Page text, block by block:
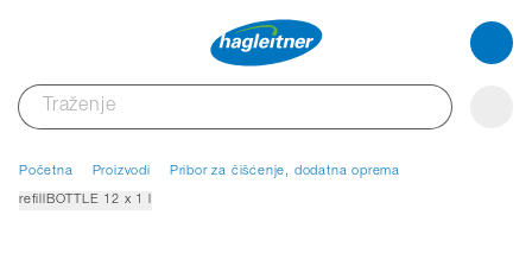
Početna Proizvodi Pribor za čišćenje, dodatna oprema
refillBOTTLE 12 x 1 l